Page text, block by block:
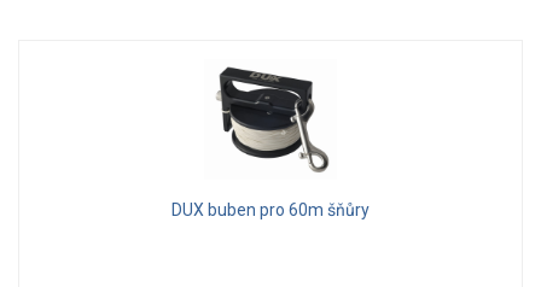
DUX buben pro 60m šňůry